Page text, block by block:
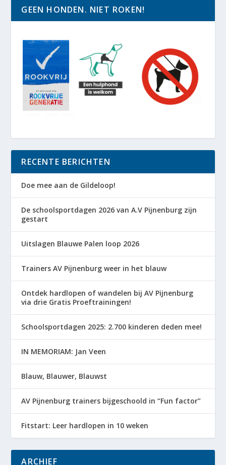
GEEN HONDEN. NIET ROKEN!
RECENTE BERICHTEN
Doe mee aan de Gildeloop!
De schoolsportdagen 2026 van A.V Pijnenburg zijn
gestart
Uitslagen Blauwe Palen loop 2026
Trainers AV Pijnenburg weer in het blauw
Ontdek hardlopen of wandelen bij AV Pijnenburg
via drie Gratis Proeftrainingen!
Schoolsportdagen 2025: 2.700 kinderen deden mee!
IN MEMORIAM: Jan Veen
Blauw, Blauwer, Blauwst
AV Pijnenburg trainers bijgeschoold in “Fun factor”
Fitstart: Leer hardlopen in 10 weken
ARCHIEF